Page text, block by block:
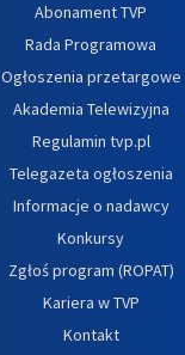
Abonament TVP
Rada Programowa
Ogłoszenia przetargowe
Akademia Telewizyjna
Regulamin tvp.pl
Telegazeta ogłoszenia
Informacje o nadawcy
Konkursy
Zgłoś program (ROPAT)
Kariera w TVP
Kontakt